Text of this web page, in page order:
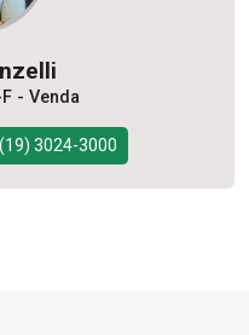
- Venda
(19) 3024-3000